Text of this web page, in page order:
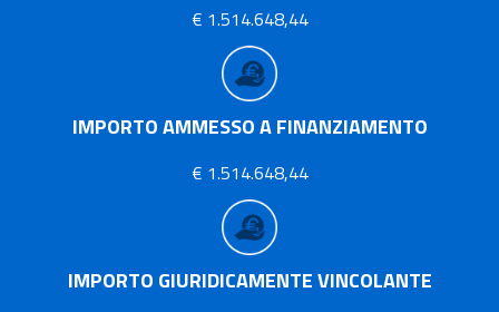
€ 1.514.648,44
IMPORTO AMMESSO A FINANZIAMENTO
€ 1.514.648,44
IMPORTO GIURIDICAMENTE VINCOLANTE